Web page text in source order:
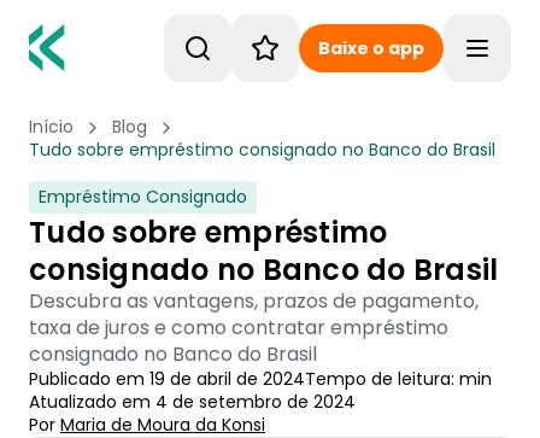
Baixe o app
Início
Blog
Tudo sobre empréstimo consignado no Banco do Brasil
Empréstimo Consignado
Tudo sobre empréstimo
consignado no Banco do Brasil
Descubra as vantagens, prazos de pagamento,
taxa de juros e como contratar empréstimo
consignado no Banco do Brasil
Publicado em 19 de abril de 2024Tempo de leitura: min
Atualizado em 4 de setembro de 2024
Por Maria de Moura da Konsi